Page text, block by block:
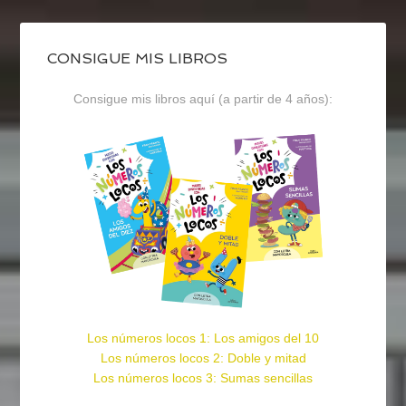
CONSIGUE MIS LIBROS
Consigue mis libros aquí (a partir de 4 años):
Los números locos 1: Los amigos del 10
Los números locos 2: Doble y mitad
Los números locos 3: Sumas sencillas